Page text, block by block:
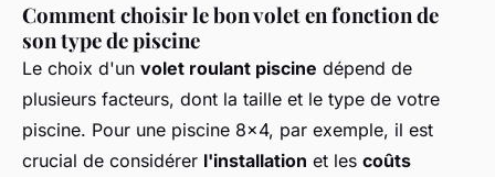
Comment choisir le bon volet en fonction de
son type de piscine
Le choix d'un volet roulant piscine dépend de
plusieurs facteurs, dont la taille et le type de votre
piscine. Pour une piscine 8x4, par exemple, il est
crucial de considérer l'installation et les coûts